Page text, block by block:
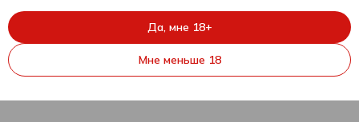
Виски Jim Beam Black 7 лет
43% 0,7л
700 мл
Да, мне 18+
Мне меньше 18